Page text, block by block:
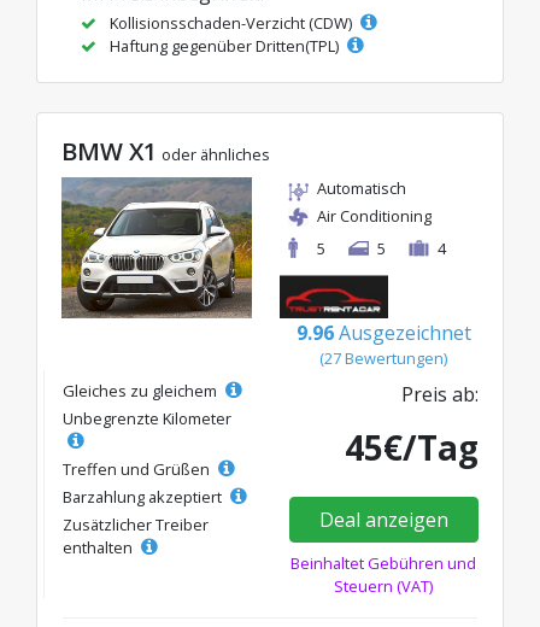
Kollisionsschaden-Verzicht (CDW)
Haftung gegenüber Dritten(TPL)
BMW X1 oder ähnliches
Automatisch
Air Conditioning
5
5 4
9.96 Ausgezeichnet
(27 Bewertungen)
Gleiches zu gleichem
Unbegrenzte Kilometer
Treffen und Grüßen
Barzahlung akzeptiert
Zusätzlicher Treiber
enthalten
Preis ab:
45€/Tag
Deal anzeigen
Beinhaltet Gebühren und
Steuern (VAT)